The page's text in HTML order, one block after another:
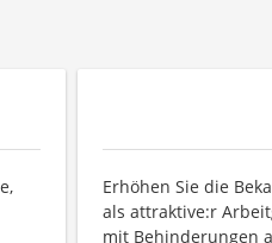
Erhöhen Sie die
als attraktive:r
mit Behinderungen